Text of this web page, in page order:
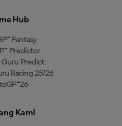
Hub
Fantasy
Predictor
Guru Predict
Racing 25/26
Kami